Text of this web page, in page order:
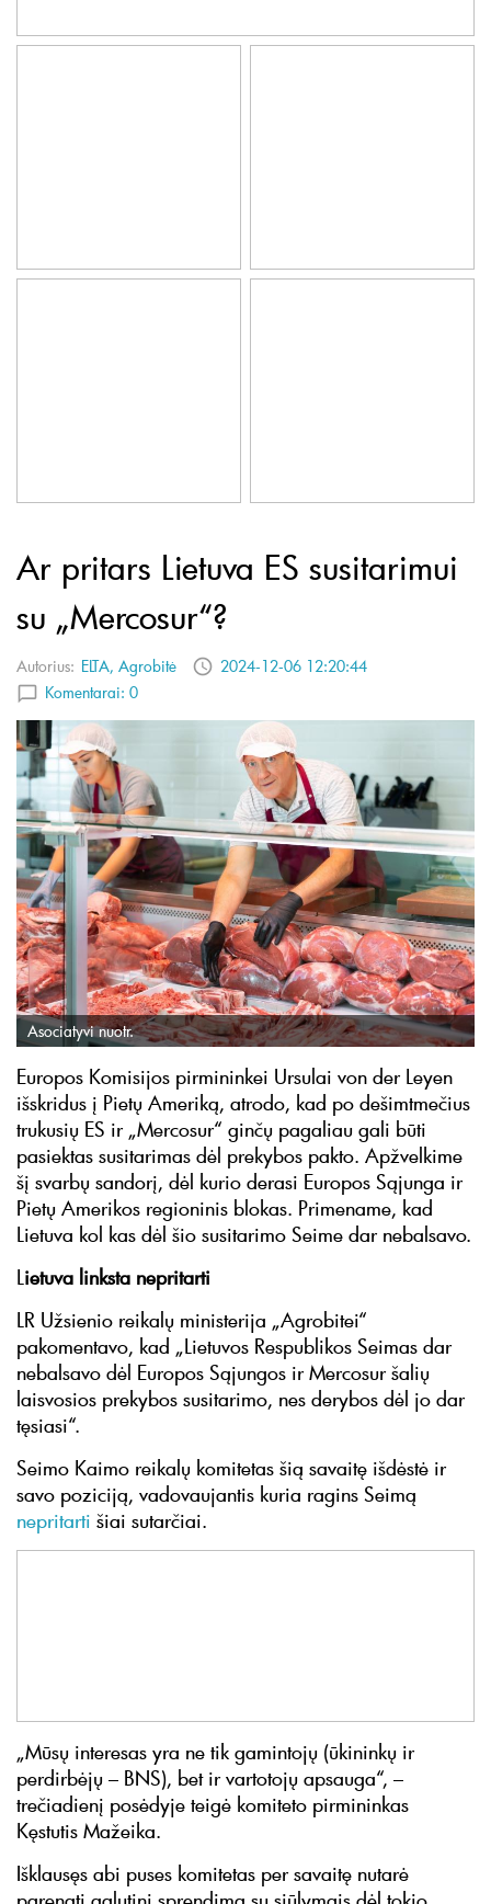
Ar pritars Lietuva ES susitarimui
su „Mercosur“?
Autorius: ELTA, Agrobitė
2024-12-06 12:20:44
Komentarai: 0
Asociatyvi nuotr.
Europos Komisijos pirmininkei Ursulai von der Leyen
išskridus į Pietų Ameriką, atrodo, kad po dešimtmečius
trukusių ES ir „Mercosur“ ginčų pagaliau gali būti
pasiektas susitarimas dėl prekybos pakto. Apžvelkime
šį svarbų sandorį, dėl kurio derasi Europos Sąjunga ir
Pietų Amerikos regioninis blokas. Primename, kad
Lietuva kol kas dėl šio susitarimo Seime dar nebalsavo.
Lietuva linksta nepritarti
LR Užsienio reikalų ministerija „Agrobitei“
pakomentavo, kad „Lietuvos Respublikos Seimas dar
nebalsavo dėl Europos Sąjungos ir Mercosur šalių
laisvosios prekybos susitarimo, nes derybos dėl jo dar
tęsiasi“.
Seimo Kaimo reikalų komitetas šią savaitę išdėstė ir
savo poziciją, vadovaujantis kuria ragins Seimą
nepritarti šiai sutarčiai.
„Mūsų interesas yra ne tik gamintojų (ūkininkų ir
perdirbėjų – BNS), bet ir vartotojų apsauga“, –
trečiadienį posėdyje teigė komiteto pirmininkas
Kęstutis Mažeika.
Išklausęs abi puses komitetas per savaitę nutarė